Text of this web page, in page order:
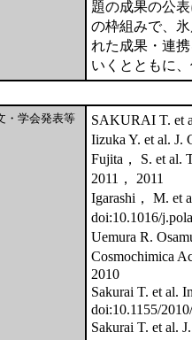
題の成果の公
の枠組みで、
れた成果・連
いくとともに
・学会発表等
SAKURAI T. et
Iizuka Y. et al. J.
Fujita， S. et al.
2011， 2011
Igarashi， M. et
doi:10.1016/
Uemura R.
Cosmochimica
2010
Sakurai T. et al.
doi:10.1155/
Sakurai T. et al.